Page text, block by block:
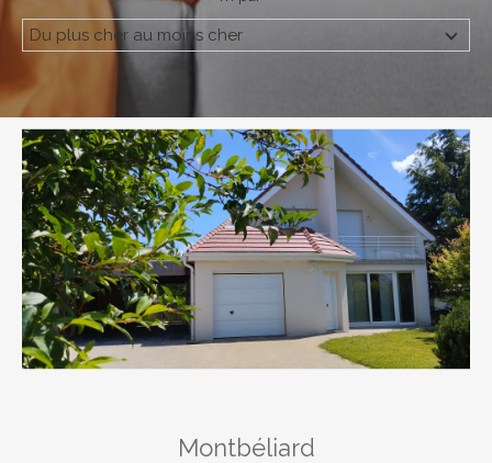
Du plus cher au moins cher
Montbéliard
Pièces
1 2 3 4 5
Ville